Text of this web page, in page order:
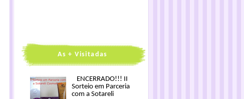
As + Visitadas
ENCERRADO!!! II
Sorteio em Parceria
com a Sotareli